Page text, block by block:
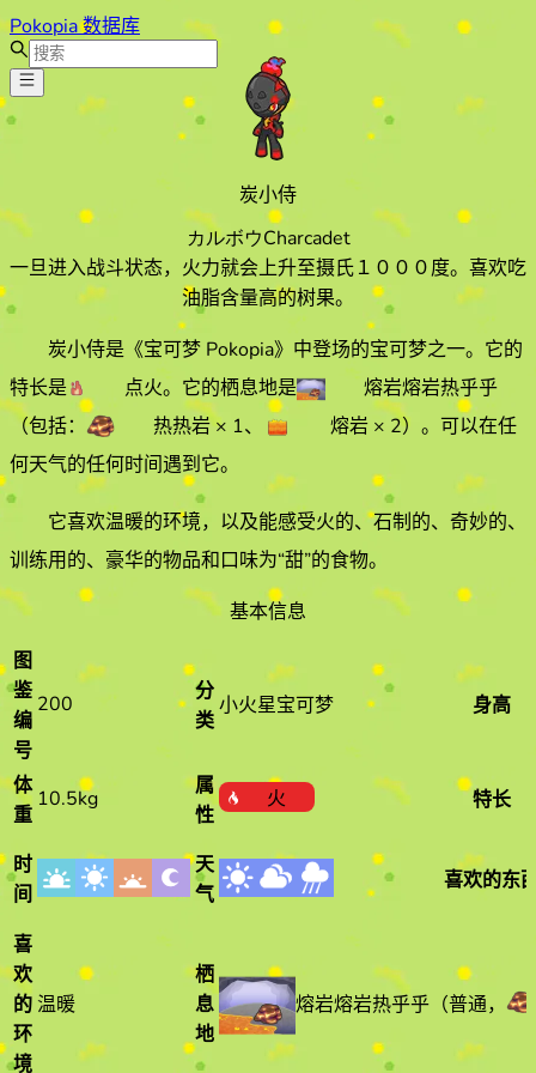
Pokopia 数据库
炭小侍
カルボウCharcadet
一旦进入战斗状态，火力就会上升至摄氏１０００度。喜欢吃
油脂含量高的树果。
炭小侍是《宝可梦 Pokopia》中登场的宝可梦之一。它的
特长是 点火。它的栖息地是
熔岩熔岩热乎乎
（包括：
热热岩× 1、 熔岩 × 2） 。 可以在任
何天气的任何时间遇到它。
它喜欢温暖的环境，以及能感受火的、石制的、奇妙的、
训练用的、豪华的物品和口味为“甜”的食物。
基本信息
图
鉴
编
号
200
分
类
小火星宝可梦 身高
体
重
10.5kg
属
性
火 特长
时
间
天
气
喜欢的东
喜
欢
的
环
境
温暖
栖
息
地
熔岩熔岩热乎乎 （普通，